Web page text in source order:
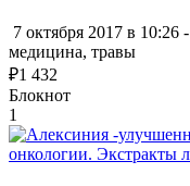
7 октября 2017 в 10:26 -
медицина, травы
₽1 432
Блокнот
1